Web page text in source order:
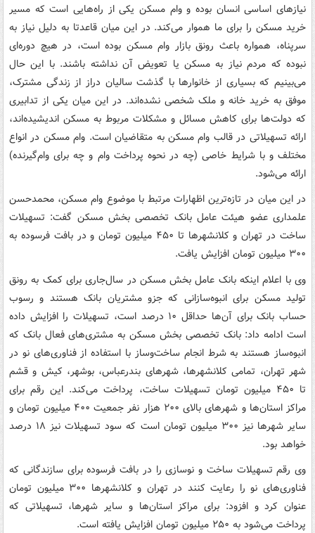
نیازهای اساسی انسان بوده و وام مسکن یکی از راه‌هایی است که مسیر
خرید مسکن را برای ما هموار می‌کند. در این میان قاعدتا به دلیل نیاز به
سرپناه، همواره باعث رونق بازار وام مسکن بوده است، در هیچ دوره‌ای
نبوده که مردم نیاز به مسکن یا تعویض آن نداشته باشند. با این حال
می‌بینیم که بسیاری از خانوارها با گذشت سالیان دراز از زندگی مشترک،
موفق به خرید خانه و ملک شخصی نشده‌اند. در این میان یکی از تدابیری
که دولت‌ها برای کاهش مسائل و مشکلات مربوط به مسکن اندیشیده‌اند،
ارائه تسهیلاتی در قالب وام مسکن به متقاضیان است. وام مسکن در انواع
مختلف و با شرایط خاصی (چه در نحوه پرداخت وام و چه برای وام‌گیرنده)
ارائه می‌شود.
در این میان در تازه‌ترین اظهارات مرتبط با موضوع وام مسکن، محمدحسن
علمداری عضو هیئت عامل بانک تخصصی بخش مسکن گفت: تسهیلات
ساخت در تهران و کلانشهرها تا ۴۵۰ میلیون تومان و در بافت فرسوده به
۳۰۰ میلیون تومان افزایش یافت.
وی با اعلام اینکه بانک عامل بخش مسکن در سال‌جاری برای کمک به رونق
تولید مسکن برای انبوه‌سازانی که جزو مشتریان بانک هستند و رسوب
حساب بانک برای آن‌ها حداقل ۱۰ درصد است، تسهیلات را افزایش داده
است ادامه داد: بانک تخصصی بخش مسکن به مشتری‌های فعال بانک که
انبوه‌ساز هستند به شرط انجام ساخت‌وساز با استفاده از فناوری‌های نو در
شهر تهران، تمامی کلانشهرها، شهرهای بندرعباس، بوشهر، کیش و قشم
تا ۴۵۰ میلیون تومان تسهیلات ساخت، پرداخت می‌کند. این رقم برای
مراکز استان‌ها و شهرهای بالای ۲۰۰ هزار نفر جمعیت ۴۰۰ میلیون تومان و
سایر شهرها نیز ۳۰۰ میلیون تومان است که سود تسهیلات نیز ۱۸ درصد
خواهد بود.
وی رقم تسهیلات ساخت و نوسازی را در بافت فرسوده برای سازندگانی که
فناوری‌های نو را رعایت کنند در تهران و کلانشهرها ۳۰۰ میلیون تومان
عنوان کرد و افزود: برای مراکز استان‌ها و سایر شهرها، تسهیلاتی که
پرداخت می‌شود به ۲۵۰ میلیون تومان افزایش یافته است.